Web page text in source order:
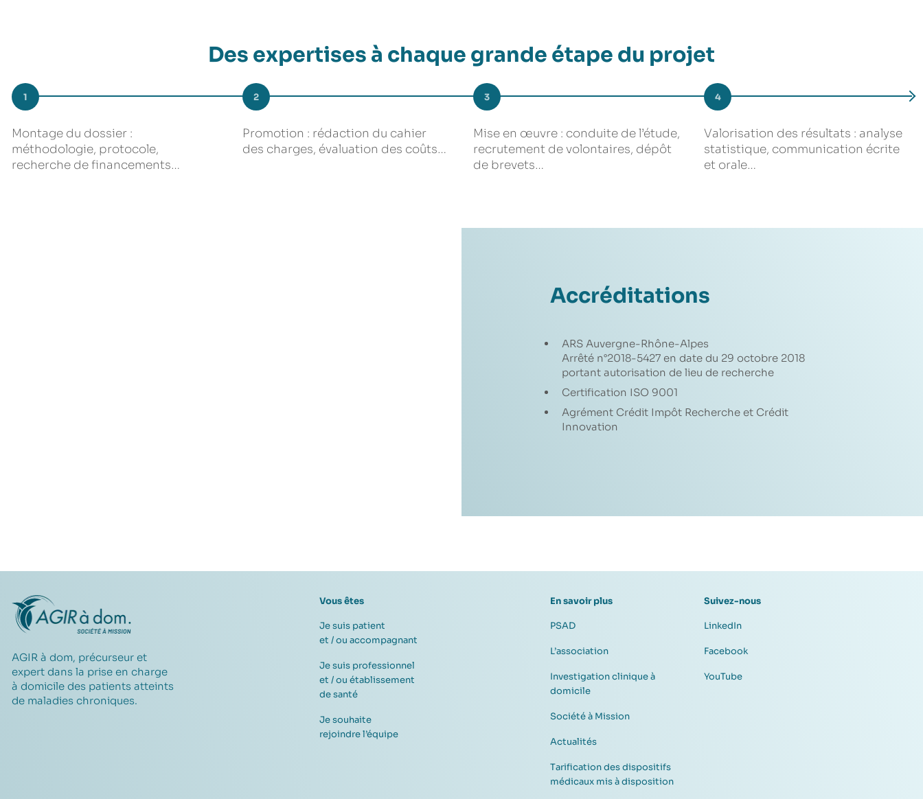
Des expertises à chaque grande étape du projet
1
Montage du dossier :
méthodologie, protocole,
recherche de financements…
2
Promotion : rédaction du cahier
des charges, évaluation des coûts…
3
Mise en œuvre : conduite de l’étude,
recrutement de volontaires, dépôt
de brevets…
4
Valorisation des résultats : analyse
statistique, communication écrite
et orale…
Accréditations
ARS Auvergne-Rhône-Alpes
Arrêté n°2018-5427 en date du 29 octobre 2018
portant autorisation de lieu de recherche
Certification ISO 9001
Agrément Crédit Impôt Recherche et Crédit
Innovation
AGIR à dom, précurseur et
expert dans la prise en charge
à domicile des patients atteints
de maladies chroniques.
Vous êtes
Je suis patient
et / ou accompagnant
Je suis professionnel
et / ou établissement
de santé
Je souhaite
rejoindre l’équipe
En savoir plus
PSAD
L’association
Investigation clinique à
domicile
Société à Mission
Actualités
Tarification des dispositifs
médicaux mis à disposition
Suivez-nous
LinkedIn
Facebook
YouTube